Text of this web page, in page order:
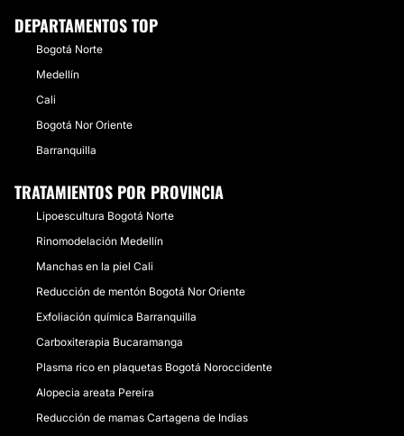
DEPARTAMENTOS TOP
Bogotá Norte
Medellín
Cali
Bogotá Nor Oriente
Barranquilla
TRATAMIENTOS POR PROVINCIA
Lipoescultura Bogotá Norte
Rinomodelación Medellín
Manchas en la piel Cali
Reducción de mentón Bogotá Nor Oriente
Exfoliación química Barranquilla
Carboxiterapia Bucaramanga
Plasma rico en plaquetas Bogotá Noroccidente
Alopecia areata Pereira
Reducción de mamas Cartagena de Indias